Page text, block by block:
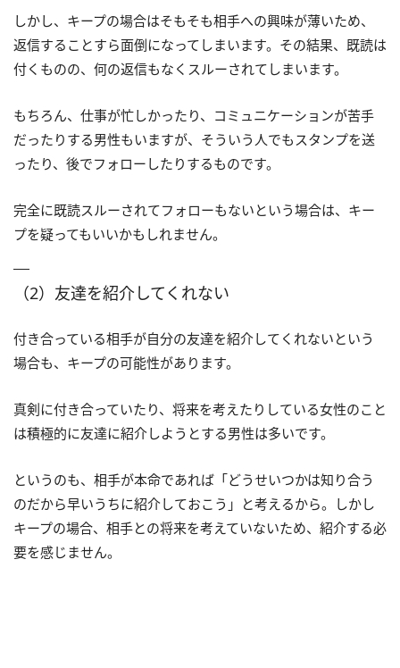
しかし、キープの場合はそもそも相手への興味が薄いため、
返信することすら面倒になってしまいます。その結果、既読は
付くものの、何の返信もなくスルーされてしまいます。
もちろん、仕事が忙しかったり、コミュニケーションが苦手
だったりする男性もいますが、そういう人でもスタンプを送
ったり、後でフォローしたりするものです。
完全に既読スルーされてフォローもないという場合は、キー
プを疑ってもいいかもしれません。
（2）友達を紹介してくれない
付き合っている相手が自分の友達を紹介してくれないという
場合も、キープの可能性があります。
真剣に付き合っていたり、将来を考えたりしている女性のこと
は積極的に友達に紹介しようとする男性は多いです。
というのも、相手が本命であれば「どうせいつかは知り合う
のだから早いうちに紹介しておこう」と考えるから。しかし
キープの場合、相手との将来を考えていないため、紹介する必
要を感じません。